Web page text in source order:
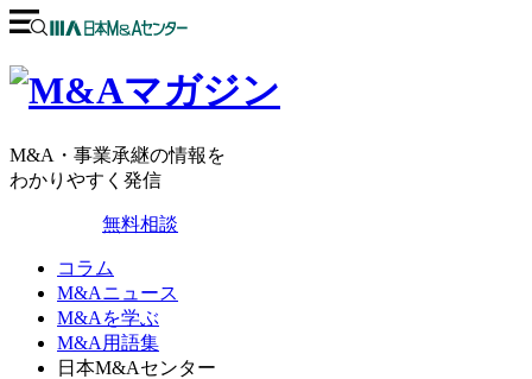
M&A・事業承継の情報を
わかりやすく発信
無料相談
コラム
M&Aニュース
M&Aを学ぶ
M&A用語集
日本M&Aセンター